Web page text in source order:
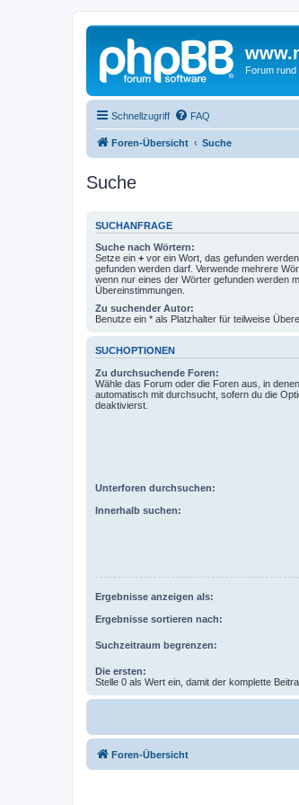
Forum rund
Schnellzugriff FAQ
Foren-Übersicht Suche
Suche
SUCHANFRAGE
Suche nach Wörtern:
Setze ein + vor ein Wort, das gefunden
gefunden werden darf. Verwende mehrere
wenn nur eines der Wörter gefunden werden
Übereinstimmungen.
Zu suchender Autor:
Benutze ein * als Platzhalter für teilweise
SUCHOPTIONEN
Zu durchsuchende Foren:
Wähle das Forum oder die Foren aus, in
automatisch mit durchsucht, sofern du die
deaktivierst.
Unterforen durchsuchen:
Innerhalb suchen:
Ergebnisse anzeigen als:
Ergebnisse sortieren nach:
Suchzeitraum begrenzen:
Die ersten:
Stelle 0 als Wert ein, damit der komplette
Foren-Übersicht